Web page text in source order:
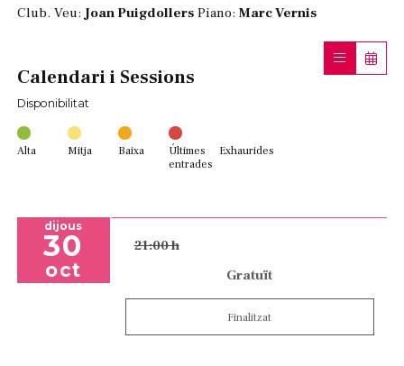
Club. Veu:Joan Puigdollers Piano: Marc Vernis
Calendari i Sessions
Disponibilitat
Alta Mitja Baixa
Últimes
entrades
Exhaurides
dijous
30
oct
21:00 h
Gratuït
Finalitzat